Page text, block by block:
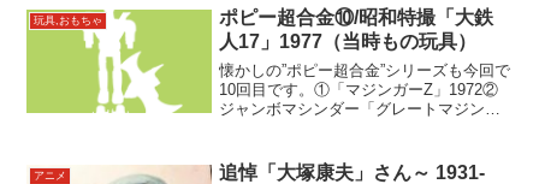
ご紹介します。一つ目は夜7時前の5分帯
番組。タイトルは知ら...
玩具,おもちゃ
ポピー超合金⑩/昭和特撮「大鉄
人17」1977（当時もの玩具）
懐かしの”ポピー超合金”シリーズも今回で
10回目です。①「マジンガーZ」1972②
ジャンボマシンダー「グレートマジンガ
ロボ グレンダイザー」1976⑥「大空魔...
アニメ
追悼「大塚康夫」さん～ 1931-